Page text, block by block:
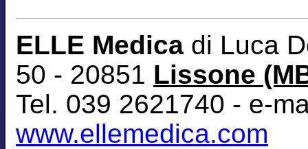
ELLE Medica di Luca
50 - 20851 Lissone
Tel. 039 2621740 - e-
www.ellemedica.com